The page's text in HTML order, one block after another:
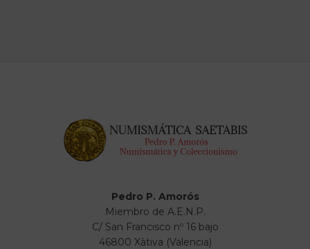
Pedro P. Amorós
Miembro de A.E.N.P.
C/ San Francisco nº 16 bajo
46800 Xàtiva (Valencia)